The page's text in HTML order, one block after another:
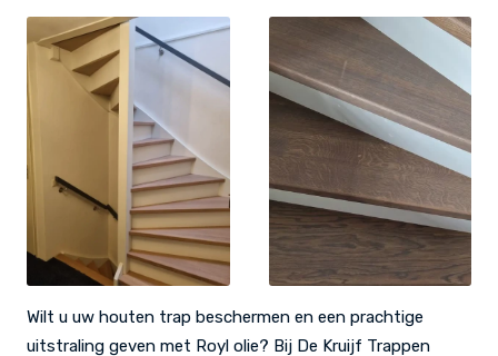
Wilt u uw houten trap beschermen en een prachtige
uitstraling geven met Royl olie? Bij De Kruijf Trappen